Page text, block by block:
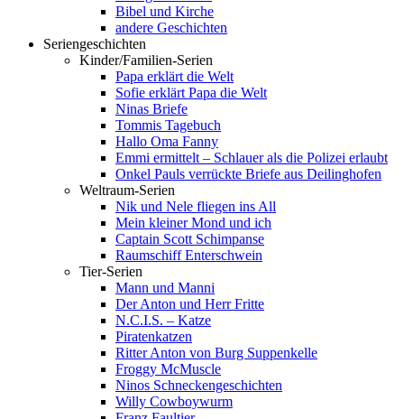
Bibel und Kirche
andere Geschichten
Seriengeschichten
Kinder/Familien-Serien
Papa erklärt die Welt
Sofie erklärt Papa die Welt
Ninas Briefe
Tommis Tagebuch
Hallo Oma Fanny
Emmi ermittelt – Schlauer als die Polizei erlaubt
Onkel Pauls verrückte Briefe aus Deilinghofen
Weltraum-Serien
Nik und Nele fliegen ins All
Mein kleiner Mond und ich
Captain Scott Schimpanse
Raumschiff Enterschwein
Tier-Serien
Mann und Manni
Der Anton und Herr Fritte
N.C.I.S. – Katze
Piratenkatzen
Ritter Anton von Burg Suppenkelle
Froggy McMuscle
Ninos Schneckengeschichten
Willy Cowboywurm